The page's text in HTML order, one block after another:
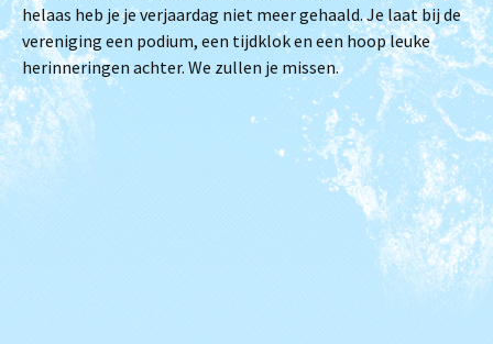
helaas heb je je verjaardag niet meer gehaald. Je laat bij de
vereniging een podium, een tijdklok en een hoop leuke
herinneringen achter. We zullen je missen.